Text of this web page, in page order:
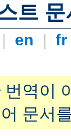
트 문
| en |
역이
문서